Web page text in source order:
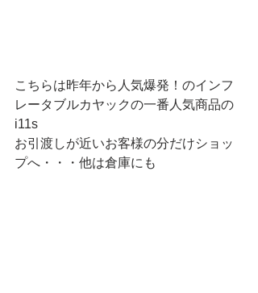
こちらは昨年から人気爆発！のインフ
レータブルカヤックの一番人気商品の
i11s
お引渡しが近いお客様の分だけショッ
プへ・・・他は倉庫にも